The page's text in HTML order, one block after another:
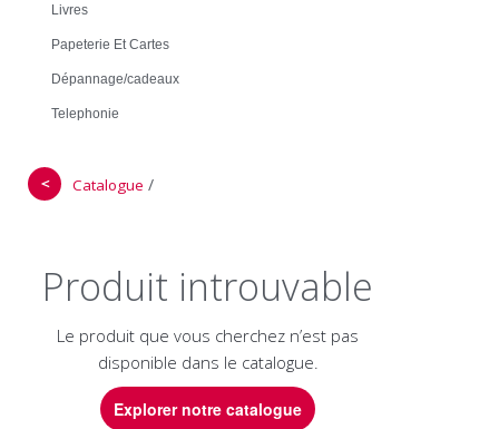
Livres
Papeterie Et Cartes
Dépannage/cadeaux
Telephonie
＜ Catalogue /
Produit introuvable
Le produit que vous cherchez n’est pas
disponible dans le catalogue.
Explorer notre catalogue